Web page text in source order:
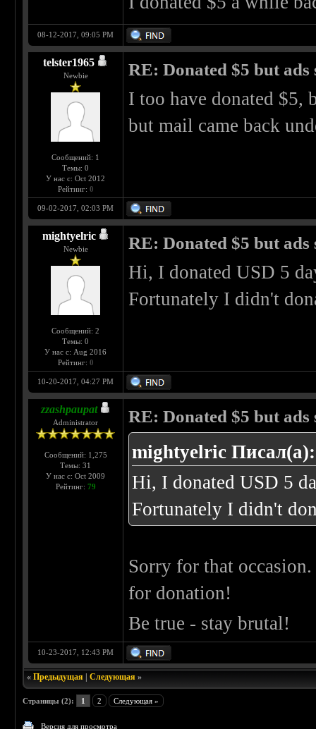
08-12-2017, 09:05 PM
telster1965
Newbie
Сообщений: 1
Темы: 0
У нас с: Oct 2012
Рейтинг: 0
RE: Donated $5 but
I too have donated $5,
but mail came back
09-02-2017, 02:03 PM
mightyelric
Newbie
Сообщений: 2
Темы: 0
У нас с: Aug 2016
Рейтинг: 0
RE: Donated $5 but
Hi, I donated USD 5
Fortunately I didn't
10-20-2017, 04:27 PM
zzashpaupat
Administrator
Сообщений: 1,275
Темы: 31
У нас с: Oct 2009
Рейтинг: 79
RE: Donated $5 but
mightyelric Писал(а):
Hi, I donated USD 5
Fortunately I didn't
Sorry for that
for donation!
Be true - stay brutal!
10-23-2017, 12:43 PM
«Предыдущая |Следующая »
Страницы (2): 1 2 Следующая »
Версия для просмотра